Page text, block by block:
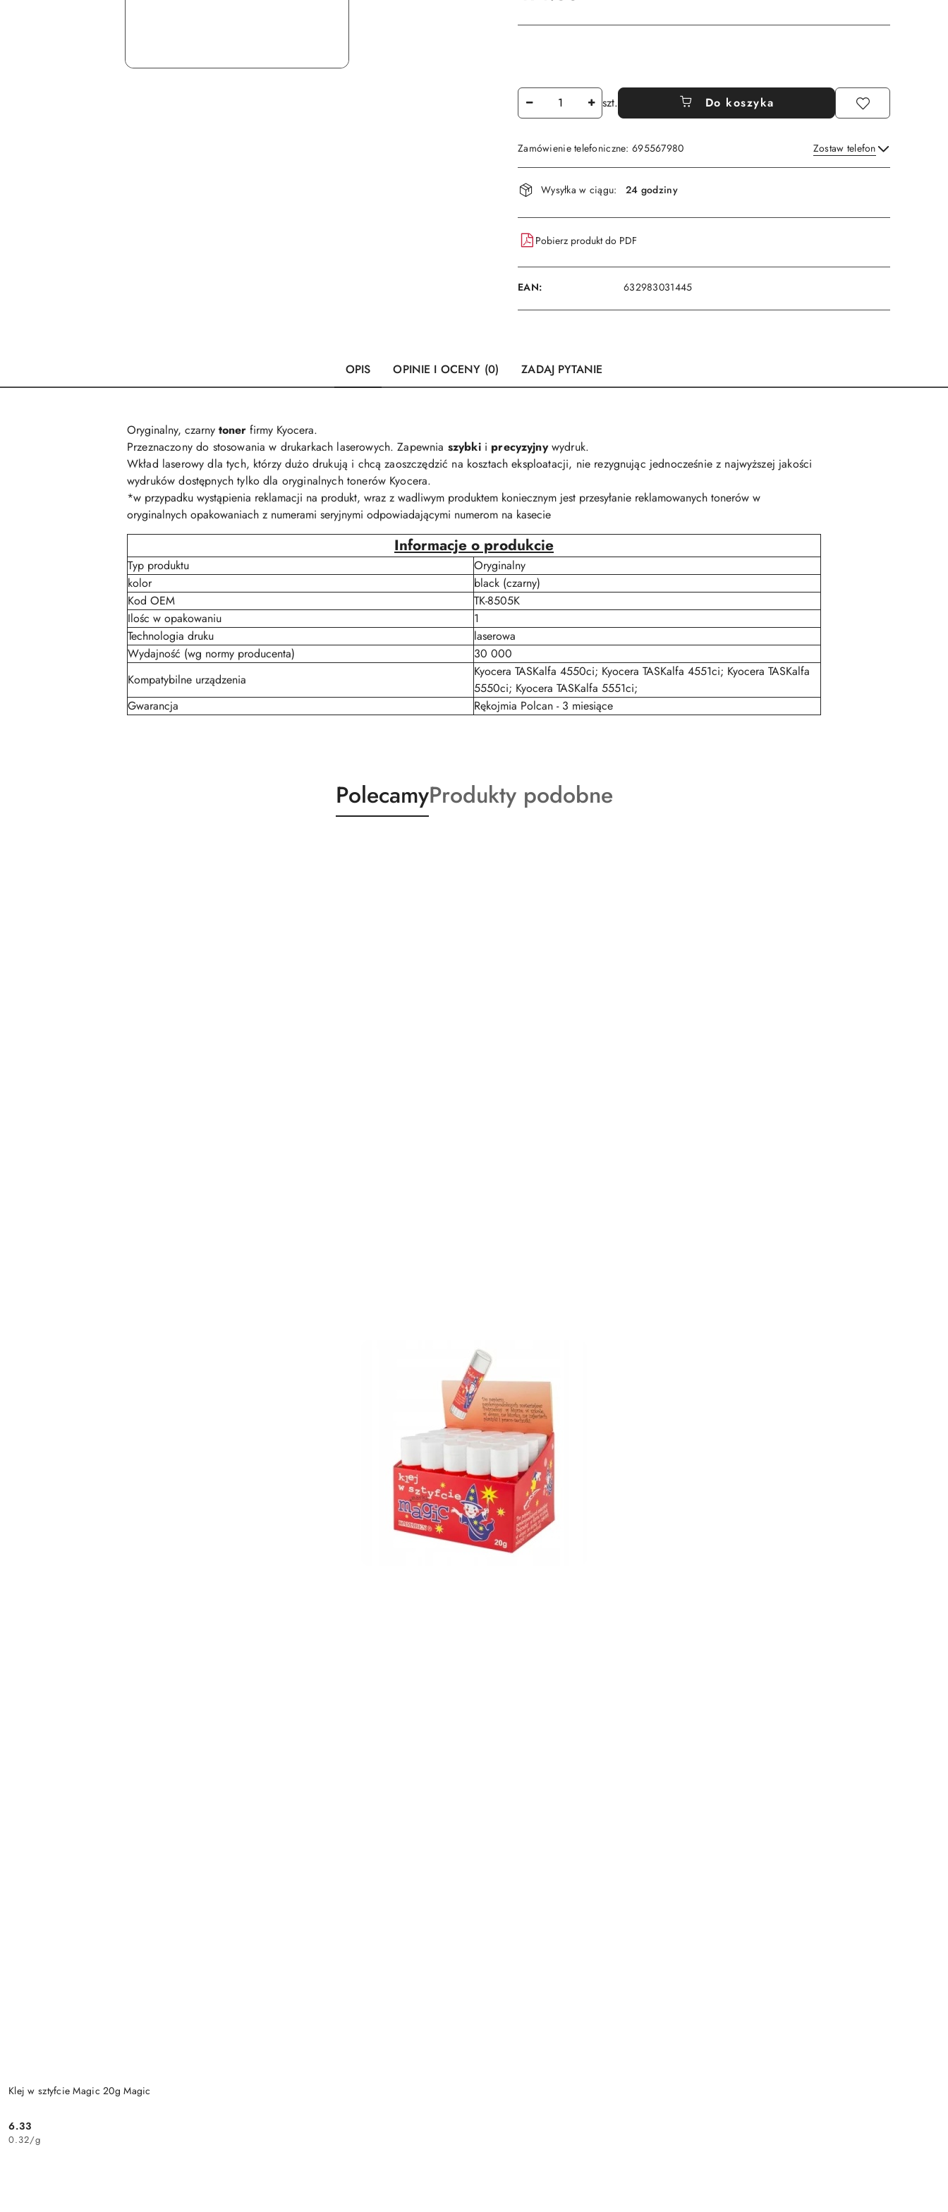
Ilość szt. Do koszyka
Zamówienie telefoniczne: 695567980 Zostaw telefon
Wyślij
Dostępność
i
dostawa
Wysyłka w ciągu: 24 godziny
Pobierz produkt do PDF
EAN: 632983031445
OPIS OPINIE I OCENY (0) ZADAJ PYTANIE
Oryginalny, czarny toner firmy Kyocera.
Przeznaczony do stosowania w drukarkach laserowych. Zapewnia szybki i precyzyjnywydruk.
Wkład laserowy dla tych, którzy dużo drukują i chcą zaoszczędzić na kosztach eksploatacji, nie rezygnując jednocześnie z najwyższej jakości
wydruków dostępnych tylko dla oryginalnych tonerów Kyocera.
*w przypadku wystąpienia reklamacji na produkt, wraz z wadliwym produktem koniecznym jest przesyłanie reklamowanych tonerów w
oryginalnych opakowaniach z numerami seryjnymi odpowiadającymi numerom na kasecie
Informacje o produkcie
Typ produktu
Oryginalny
kolor
black (czarny)
Kod OEM
TK-8505K
Ilośc w opakowaniu
1
Technologia druku
laserowa
Wydajność (wg normy producenta)
30 000
Kompatybilne urządzenia
Kyocera TASKalfa 4550ci; Kyocera TASKalfa 4551ci; Kyocera TASKalfa
5550ci; Kyocera TASKalfa 5551ci;
Gwarancja
Rękojmia Polcan - 3 miesiące
Produkty
o
PolecamyProdukty
o
Produkty podobne
Klej w sztyfcie Magic 20g Magic
Cena:
6.33
0.32/g